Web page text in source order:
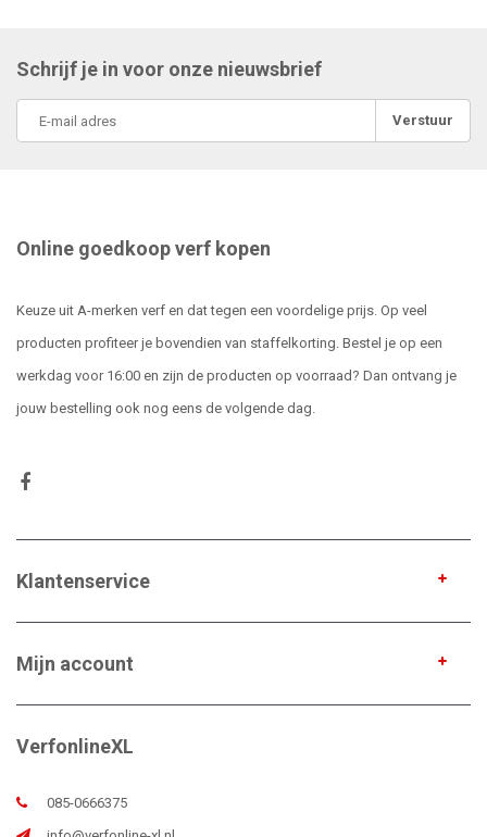
Schrijf je in voor onze nieuwsbrief
Verstuur
Online goedkoop verf kopen
Keuze uit A-merken verf en dat tegen een voordelige prijs. Op veel
producten profiteer je bovendien van staffelkorting. Bestel je op een
werkdag voor 16:00 en zijn de producten op voorraad? Dan ontvang je
jouw bestelling ook nog eens de volgende dag.
Klantenservice
Mijn account
VerfonlineXL
085-0666375